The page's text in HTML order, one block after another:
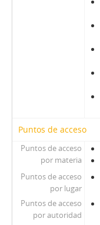
Puntos de acceso
Puntos de acceso
por materia
Puntos de acceso
por lugar
Puntos de acceso
por autoridad